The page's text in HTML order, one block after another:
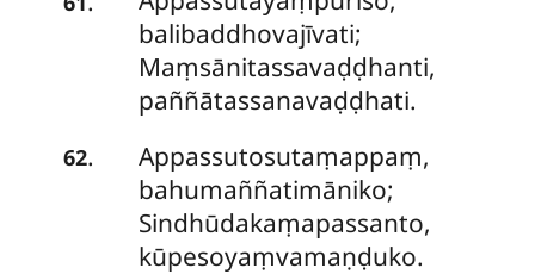
balibaddhovajīvati;
Maṃsānitassavaḍḍhanti,
paññātassanavaḍḍhati.
62.
Appassutosutaṃappaṃ,
bahumaññatimāniko;
Sindhūdakaṃapassanto,
kūpesoyaṃvamaṇḍuko.